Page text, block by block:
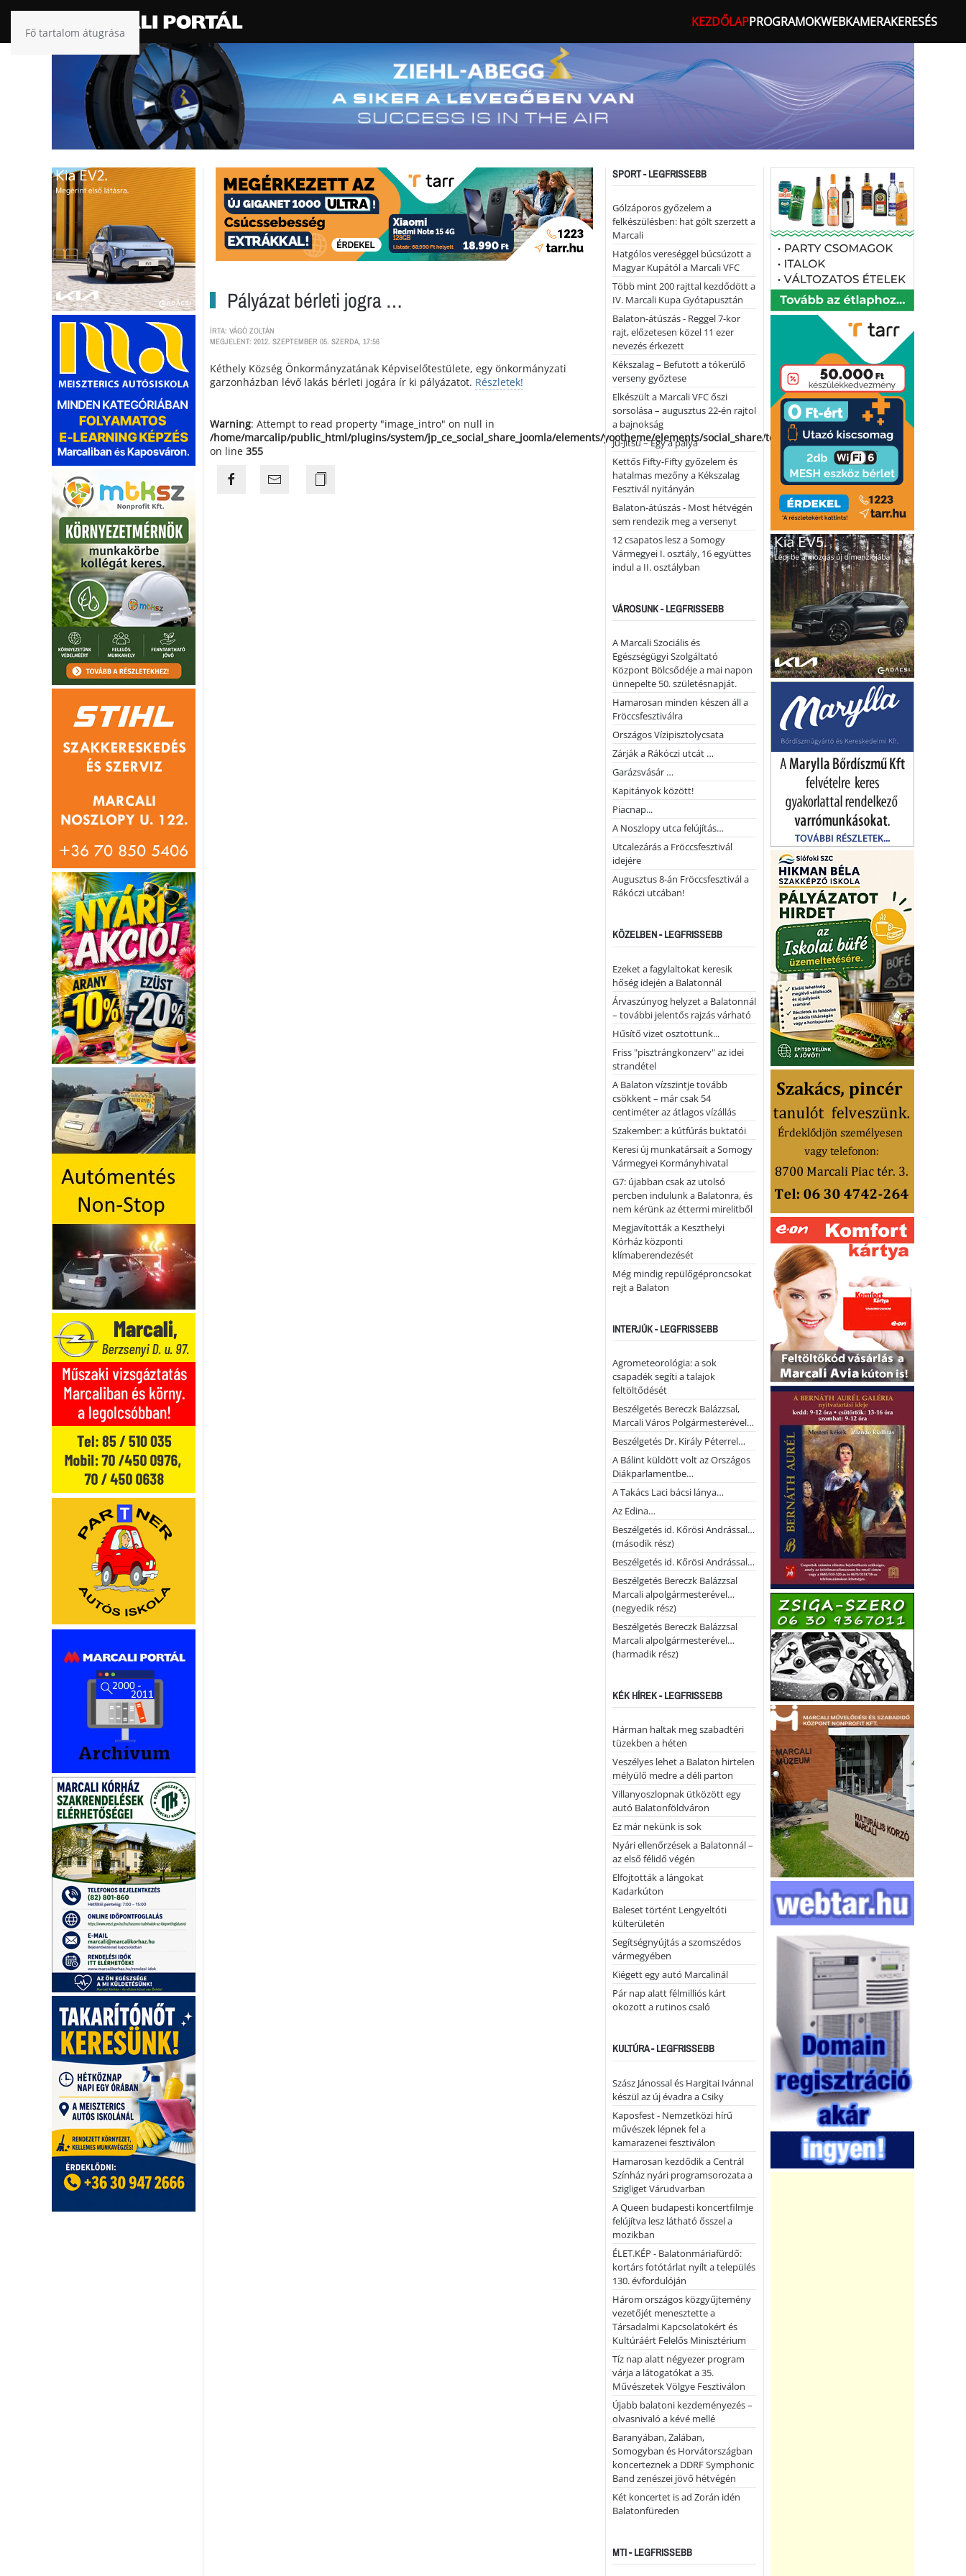
Fő tartalom átugrása
KEZDŐLAPPROGRAMOKWEBKAMERAKERESÉS
Pályázat bérleti jogra …
ÍRTA: VÁGÓ ZOLTÁN
MEGJELENT: 2012. SZEPTEMBER 05. SZERDA, 17:56
Kéthely Község Önkormányzatának Képviselőtestülete, egy önkormányzati
garzonházban lévő lakás bérleti jogára ír ki pályázatot. Részletek!
Warning: Attempt to read property "image_intro" on null in
/home/marcalip/public_html/plugins/system/jp_ce_social_share_joomla/elements/yootheme/elements/social_share/templates/template.php
on line 355
SPORT - LEGFRISSEBB
Gólzáporos győzelem a
felkészülésben: hat gólt szerzett a
Marcali
Hatgólos vereséggel búcsúzott a
Magyar Kupától a Marcali VFC
Több mint 200 rajttal kezdődött a
IV. Marcali Kupa Gyótapusztán
Balaton-átúszás - Reggel 7-kor
rajt, előzetesen közel 11 ezer
nevezés érkezett
Kékszalag – Befutott a tókerülő
verseny győztese
Elkészült a Marcali VFC őszi
sorsolása – augusztus 22-én rajtol
a bajnokság
Ju-Jitsu – Egy a pálya
Kettős Fifty-Fifty győzelem és
hatalmas mezőny a Kékszalag
Fesztivál nyitányán
Balaton-átúszás - Most hétvégén
sem rendezik meg a versenyt
12 csapatos lesz a Somogy
Vármegyei I. osztály, 16 együttes
indul a II. osztályban
VÁROSUNK - LEGFRISSEBB
A Marcali Szociális és
Egészségügyi Szolgáltató
Központ Bölcsődéje a mai napon
ünnepelte 50. születésnapját.
Hamarosan minden készen áll a
Fröccsfesztiválra
Országos Vízipisztolycsata
Zárják a Rákóczi utcát …
Garázsvásár …
Kapitányok között!
Piacnap...
A Noszlopy utca felújítás…
Utcalezárás a Fröccsfesztivál
idejére
Augusztus 8-án Fröccsfesztivál a
Rákóczi utcában!
KÖZELBEN - LEGFRISSEBB
Ezeket a fagylaltokat keresik
hőség idején a Balatonnál
Árvaszúnyog helyzet a Balatonnál
– további jelentős rajzás várható
Hűsítő vizet osztottunk...
Friss "pisztrángkonzerv" az idei
strandétel
A Balaton vízszintje tovább
csökkent – már csak 54
centiméter az átlagos vízállás
Szakember: a kútfúrás buktatói
Keresi új munkatársait a Somogy
Vármegyei Kormányhivatal
G7: újabban csak az utolsó
percben indulunk a Balatonra, és
nem kérünk az éttermi mirelitből
Megjavították a Keszthelyi
Kórház központi
klímaberendezését
Még mindig repülőgéproncsokat
rejt a Balaton
INTERJÚK - LEGFRISSEBB
Agrometeorológia: a sok
csapadék segíti a talajok
feltöltődését
Beszélgetés Bereczk Balázzsal,
Marcali Város Polgármesterével…
Beszélgetés Dr. Király Péterrel…
A Bálint küldött volt az Országos
Diákparlamentbe…
A Takács Laci bácsi lánya…
Az Edina…
Beszélgetés id. Kőrösi Andrással…
(második rész)
Beszélgetés id. Kőrösi Andrással…
Beszélgetés Bereczk Balázzsal
Marcali alpolgármesterével…
(negyedik rész)
Beszélgetés Bereczk Balázzsal
Marcali alpolgármesterével…
(harmadik rész)
KÉK HÍREK - LEGFRISSEBB
Hárman haltak meg szabadtéri
tüzekben a héten
Veszélyes lehet a Balaton hirtelen
mélyülő medre a déli parton
Villanyoszlopnak ütközött egy
autó Balatonföldváron
Ez már nekünk is sok
Nyári ellenőrzések a Balatonnál –
az első félidő végén
Elfojtották a lángokat
Kadarkúton
Baleset történt Lengyeltóti
külterületén
Segítségnyújtás a szomszédos
vármegyében
Kiégett egy autó Marcalinál
Pár nap alatt félmilliós kárt
okozott a rutinos csaló
KULTÚRA - LEGFRISSEBB
Szász Jánossal és Hargitai Ivánnal
készül az új évadra a Csiky
Kaposfest - Nemzetközi hírű
művészek lépnek fel a
kamarazenei fesztiválon
Hamarosan kezdődik a Centrál
Színház nyári programsorozata a
Szigliget Várudvarban
A Queen budapesti koncertfilmje
felújítva lesz látható ősszel a
mozikban
ÉLET.KÉP - Balatonmáriafürdő:
kortárs fotótárlat nyílt a település
130. évfordulóján
Három országos közgyűjtemény
vezetőjét menesztette a
Társadalmi Kapcsolatokért és
Kultúráért Felelős Minisztérium
Tíz nap alatt négyezer program
várja a látogatókat a 35.
Művészetek Völgye Fesztiválon
Újabb balatoni kezdeményezés –
olvasnivaló a kévé mellé
Baranyában, Zalában,
Somogyban és Horvátországban
koncerteznek a DDRF Symphonic
Band zenészei jövő hétvégén
Két koncertet is ad Zorán idén
Balatonfüreden
MTI - LEGFRISSEBB